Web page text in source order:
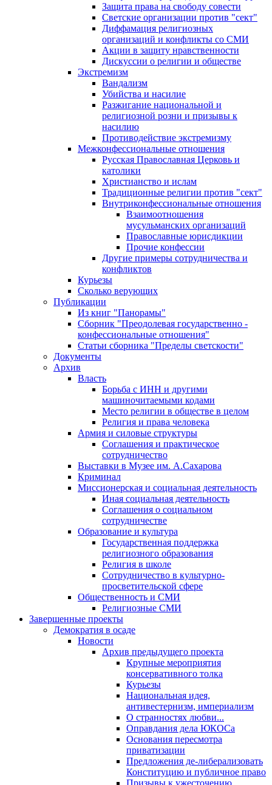
Защита права на свободу совести
Светские организации против "сект"
Диффамация религиозных
организаций и конфликты со СМИ
Акции в защиту нравственности
Дискуссии о религии и обществе
Экстремизм
Вандализм
Убийства и насилие
Разжигание национальной и
религиозной розни и призывы к
насилию
Противодействие экстремизму
Межконфессиональные отношения
Русская Православная Церковь и
католики
Христианство и ислам
Традиционные религии против "сект"
Внутриконфессиональные отношения
Взаимоотношения
мусульманских организаций
Православные юрисдикции
Прочие конфессии
Другие примеры сотрудничества и
конфликтов
Курьезы
Сколько верующих
Публикации
Из книг "Панорамы"
Сборник "Преодолевая государственно -
конфессиональные отношения"
Статьи сборника "Пределы светскости"
Документы
Архив
Власть
Борьба с ИНН и другими
машиночитаемыми кодами
Место религии в обществе в целом
Религия и права человека
Армия и силовые структуры
Соглашения и практическое
сотрудничество
Выставки в Музее им. А.Сахарова
Криминал
Миссионерская и социальная деятельность
Иная социальная деятельность
Соглашения о социальном
сотрудничестве
Образование и культура
Государственная поддержка
религиозного образования
Религия в школе
Сотрудничество в культурно-
просветительской сфере
Общественность и СМИ
Религиозные СМИ
Завершенные проекты
Демократия в осаде
Новости
Архив предыдущего проекта
Крупные мероприятия
консервативного толка
Курьезы
Национальная идея,
антивестернизм, империализм
О странностях любви...
Оправдания дела ЮКОСа
Основания пересмотра
приватизации
Предложения де-либерализовать
Конституцию и публичное право
Призывы к ужесточению